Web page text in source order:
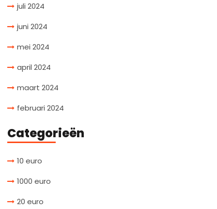
juli 2024
juni 2024
mei 2024
april 2024
maart 2024
februari 2024
Categorieën
10 euro
1000 euro
20 euro